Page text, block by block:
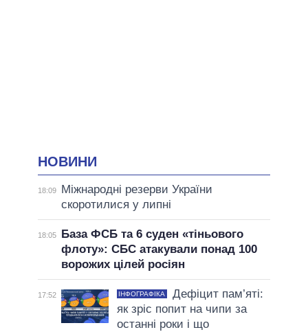
НОВИНИ
18:09
Міжнародні резерви України
скоротилися у липні
18:05
База ФСБ та 6 суден «тіньового
флоту»: СБС атакували понад 100
ворожих цілей росіян
17:52 ІНФОГРАФІКА
Дефіцит пам’яті:
як зріс попит на чипи за
останні роки і що